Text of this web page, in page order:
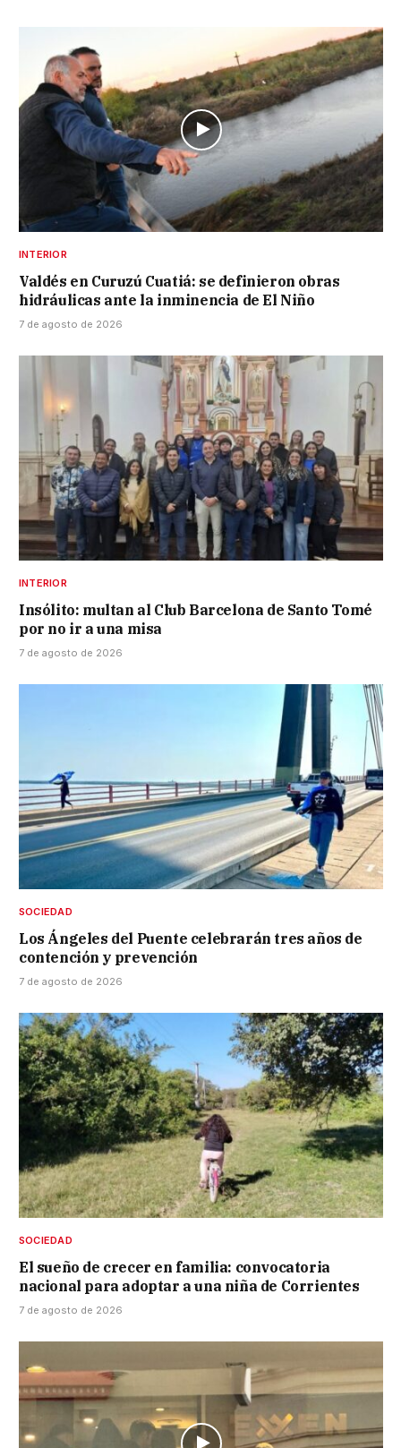
INTERIOR
Valdés en Curuzú Cuatiá: se definieron obras
hidráulicas ante la inminencia de El Niño
7 de agosto de 2026
INTERIOR
Insólito: multan al Club Barcelona de Santo Tomé
por no ir a una misa
7 de agosto de 2026
SOCIEDAD
Los Ángeles del Puente celebrarán tres años de
contención y prevención
7 de agosto de 2026
SOCIEDAD
El sueño de crecer en familia: convocatoria
nacional para adoptar a una niña de Corrientes
7 de agosto de 2026